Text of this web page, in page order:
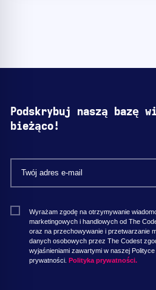
Podskrybuj naszą bazę
bieżąco!
Wyrażam zgodę na otrzymywanie
marketingowych i handlowych od The
oraz na przechowywanie i przetwarzanie
danych osobowych przez The Codest
wyjaśnieniami zawartymi w naszej Polityce
prywatności. Polityka prywatności.